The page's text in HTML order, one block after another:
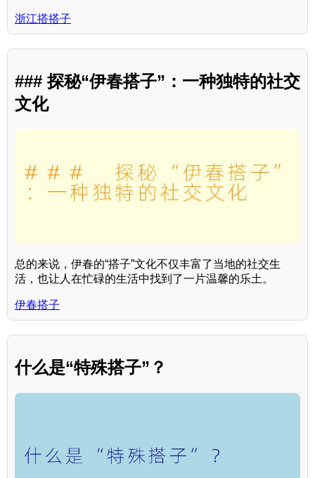
浙江搭搭子
### 探秘“伊春搭子”：一种独特的社交
文化
总的来说，伊春的“搭子”文化不仅丰富了当地的社交生
活，也让人在忙碌的生活中找到了一片温馨的乐土。
伊春搭子
什么是“特殊搭子”？